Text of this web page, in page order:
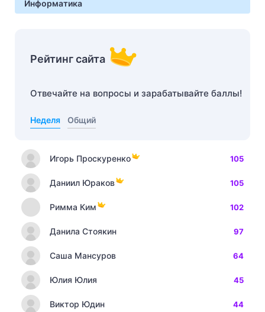
Информатика
Рейтинг сайта
Отвечайте на вопросы и зарабатывайте баллы!
Неделя Общий
Игорь Проскуренко 105
Даниил Юраков 105
Римма Ким 102
Данила Стоякин 97
Саша Мансуров 64
Юлия Юлия 45
Виктор Юдин 44